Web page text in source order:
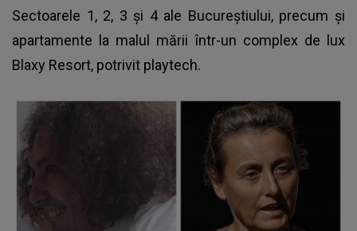
Sectoarele 1, 2, 3 și 4 ale Bucureștiului, precum și
apartamente la malul mării într-un complex de lux
Blaxy Resort, potrivit playtech.